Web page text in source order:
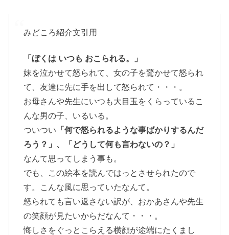
みどころ紹介文引用
「ぼくは いつも おこられる。」
妹を泣かせて怒られて、女の子を驚かせて怒られ
て、友達に先に手を出して怒られて・・・。
お母さんや先生にいつも大目玉をくらっているこ
んな男の子、いるいる。
ついつい 「何で怒られるような事ばかりするんだ
ろう？」、「どうして何も言わないの？」
なんて思ってしまう事も。
でも、この絵本を読んではっとさせられたので
す。こんな風に思っていたなんて。
怒られても言い返さない訳が、おかあさんや先生
の笑顔が見たいからだなんて・・・。
悔しさをぐっとこらえる横顔が途端にたくまし